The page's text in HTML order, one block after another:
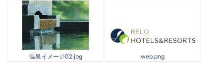
温泉イメージ02.jpg web.png